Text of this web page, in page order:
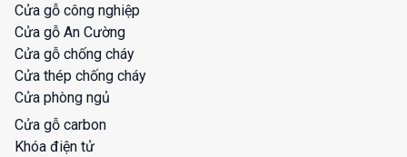
Cửa gỗ công nghiệp
Cửa gỗ An Cường
Cửa gỗ chống cháy
Cửa thép chống cháy
Cửa phòng ngủ
Cửa gỗ carbon
Khóa điện tử